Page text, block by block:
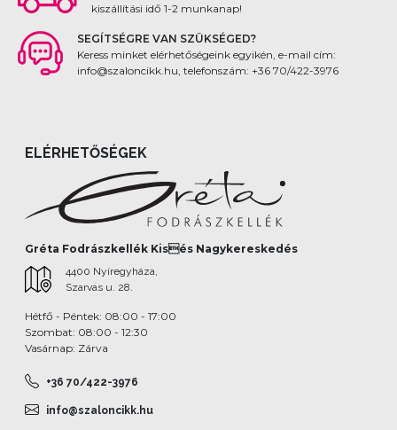
kiszállítási idő 1-2 munkanap!
SEGÍTSÉGRE VAN SZÜKSÉGED?
Keress minket elérhetőségeink egyikén, e-mail cím:
info@szaloncikk.hu, telefonszám: +36 70/422-3976
ELÉRHETŐSÉGEK
Gréta Fodrászkellék Kisés Nagykereskedés
4400 Nyíregyháza,
Szarvas u. 28.
Hétfő - Péntek: 08:00 - 17:00
Szombat: 08:00 - 12:30
Vasárnap: Zárva
+36 70/422-3976
info@szaloncikk.hu